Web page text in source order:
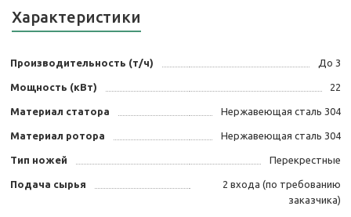
Характеристики
Производительность (т/ч) До 3
Мощность (кВт) 22
Материал статора Нержавеющая сталь 304
Материал ротора Нержавеющая сталь 304
Тип ножей Перекрестные
Подача сырья
2 входа (по требованию
заказчика)